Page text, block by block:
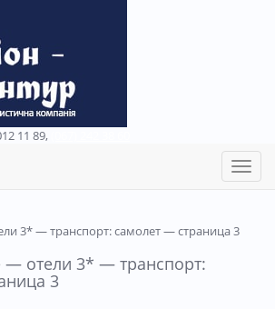
11 89,
Toggle
3* — транспорт: самолет — страница 3
отели 3* — транспорт:
3